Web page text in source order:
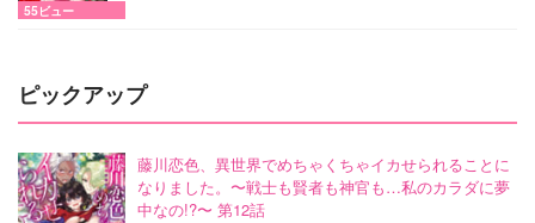
55ビュー
ピックアップ
藤川恋色、異世界でめちゃくちゃイカせられることに
なりました。〜戦士も賢者も神官も…私のカラダに夢
中なの!?〜 第12話